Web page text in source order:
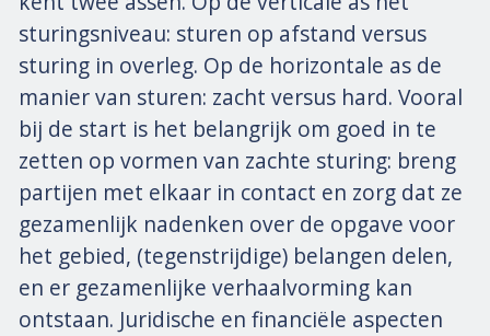
sturingsniveau: sturen op afstand versus
sturing in overleg. Op de horizontale as de
manier van sturen: zacht versus hard. Vooral
bij de start is het belangrijk om goed in te
zetten op vormen van zachte sturing: breng
partijen met elkaar in contact en zorg dat ze
gezamenlijk nadenken over de opgave voor
het gebied, (tegenstrijdige) belangen delen,
en er gezamenlijke verhaalvorming kan
ontstaan. Juridische en financiële aspecten